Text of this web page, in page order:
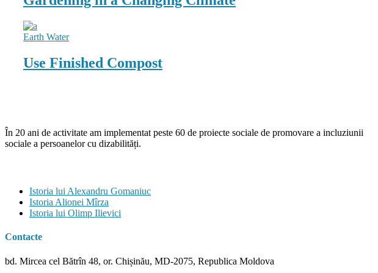
Earth Water
Use Finished Compost
În 20 ani de activitate am implementat peste 60 de proiecte sociale de promovare a incluziunii
sociale a persoanelor cu dizabilități.
Istoria lui Alexandru Gomaniuc
Istoria Alionei Mîrza
Istoria lui Olimp Ilievici
Contacte
bd. Mircea cel Bătrîn 48, or. Chișinău, MD-2075, Republica Moldova